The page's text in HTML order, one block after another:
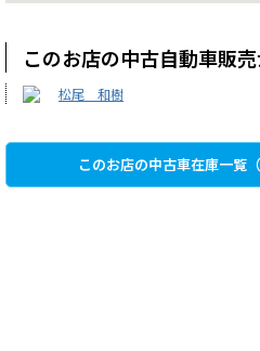
このお店の中古自動車販
松尾 和樹
このお店の中古車在庫一覧